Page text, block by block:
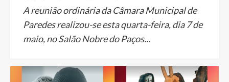
A reunião ordinária da Câmara Municipal de
Paredes realizou-se esta quarta-feira, dia 7 de
maio, no Salão Nobre do Paços...